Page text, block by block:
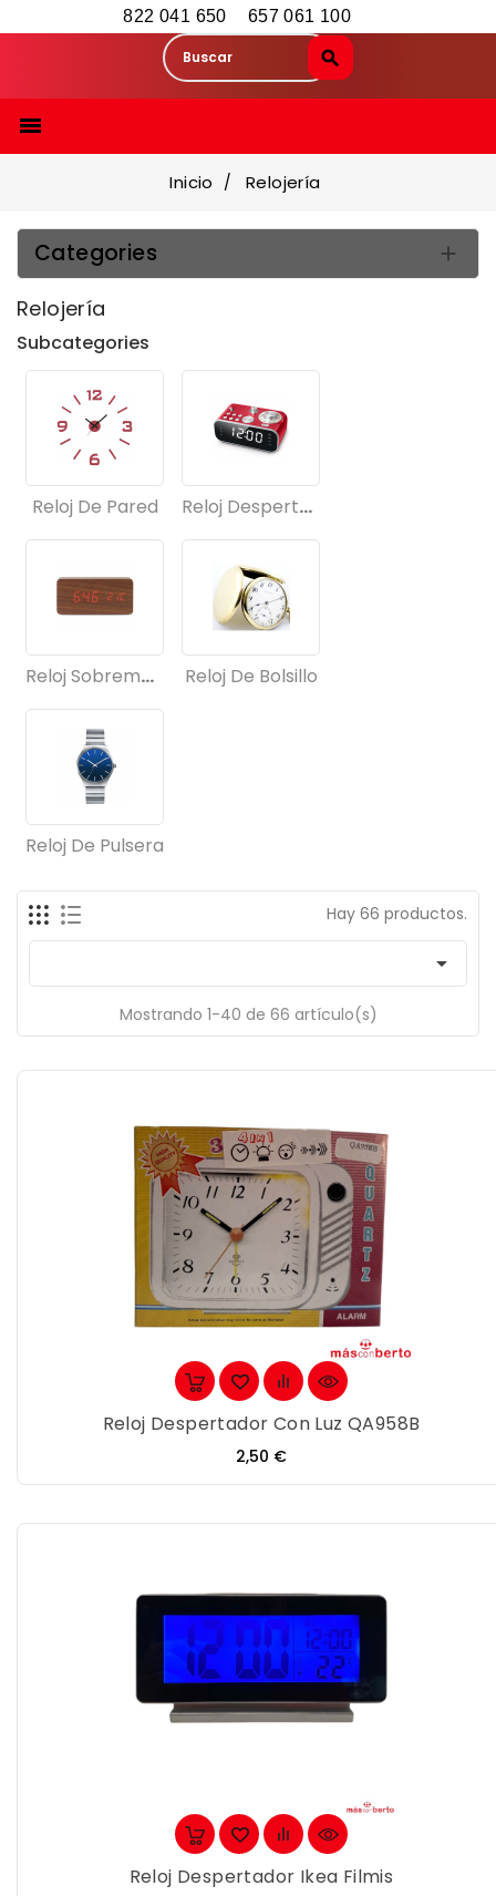
822 041 650 657 061 100

Inicio Relojería
Categories 
Relojería
Subcategories
Reloj De Pared Reloj Despertador
Reloj Sobremesa Reloj De Bolsillo
Reloj De Pulsera
Hay 66 productos.

Mostrando 1-40 de 66 artículo(s)
Reloj Despertador Con Luz QA958B
Precio
2,50 €
Reloj Despertador Ikea Filmis